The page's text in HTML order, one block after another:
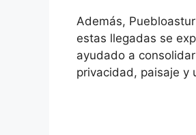
Además,
estas llegadas se
ayudado a
privacidad, paisaje y